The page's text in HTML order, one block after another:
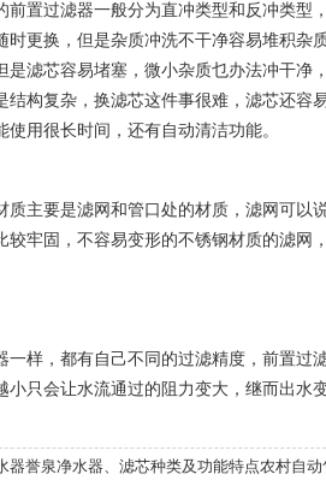
前置过滤器一般分为直冲类型和反冲类型
时更换，但是杂质冲洗不干净容易堆积
是滤芯容易堵塞，微小杂质乜办法冲干净
结构复杂，换滤芯这件事很难，滤芯还
使用很长时间，还有自动清洁功能。
质主要是滤网和管口处的材质，滤网可以
较牢固，不容易变形的不锈钢材质的滤网
一样，都有自己不同的过滤精度，前置过
小只会让水流通过的阻力变大，继而出水变
器誉泉净水器、滤芯种类及功能特点农村自